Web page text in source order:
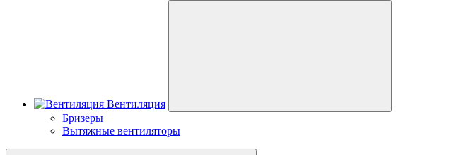
Вентиляция
Бризеры
Вытяжные вентиляторы